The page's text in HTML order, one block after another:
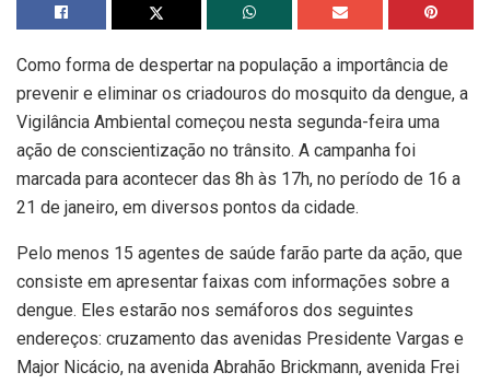
Como forma de despertar na população a importância de
prevenir e eliminar os criadouros do mosquito da dengue, a
Vigilância Ambiental começou nesta segunda-feira uma
ação de conscientização no trânsito. A campanha foi
marcada para acontecer das 8h às 17h, no período de 16 a
21 de janeiro, em diversos pontos da cidade.
Pelo menos 15 agentes de saúde farão parte da ação, que
consiste em apresentar faixas com informações sobre a
dengue. Eles estarão nos semáforos dos seguintes
endereços: cruzamento das avenidas Presidente Vargas e
Major Nicácio, na avenida Abrahão Brickmann, avenida Frei